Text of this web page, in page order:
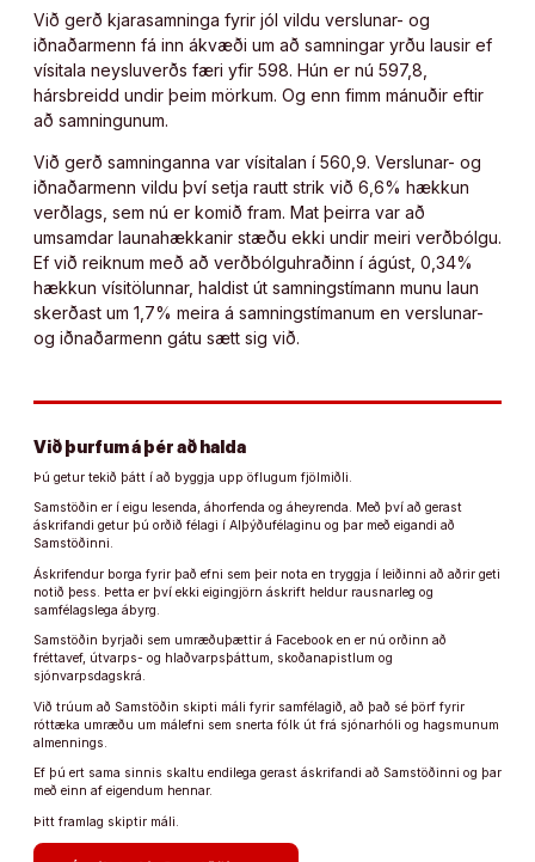
Við gerð kjarasamninga fyrir jól vildu verslunar- og
iðnaðarmenn fá inn ákvæði um að samningar yrðu lausir ef
vísitala neysluverðs færi yfir 598. Hún er nú 597,8,
hársbreidd undir þeim mörkum. Og enn fimm mánuðir eftir
að samningunum.
Við gerð samninganna var vísitalan í 560,9. Verslunar- og
iðnaðarmenn vildu því setja rautt strik við 6,6% hækkun
verðlags, sem nú er komið fram. Mat þeirra var að
umsamdar launahækkanir stæðu ekki undir meiri verðbólgu.
Ef við reiknum með að verðbólguhraðinn í ágúst, 0,34%
hækkun vísitölunnar, haldist út samningstímann munu laun
skerðast um 1,7% meira á samningstímanum en verslunar-
og iðnaðarmenn gátu sætt sig við.
Við þurfum á þér að halda
Þú getur tekið þátt í að byggja upp öflugum fjölmiðli.
Samstöðin er í eigu lesenda, áhorfenda og áheyrenda. Með því að gerast
áskrifandi getur þú orðið félagi í Alþýðufélaginu og þar með eigandi að
Samstöðinni.
Áskrifendur borga fyrir það efni sem þeir nota en tryggja í leiðinni að aðrir geti
notið þess. Þetta er því ekki eigingjörn áskrift heldur rausnarleg og
samfélagslega ábyrg.
Samstöðin byrjaði sem umræðuþættir á Facebook en er nú orðinn að
fréttavef, útvarps- og hlaðvarpsþáttum, skoðanapistlum og
sjónvarpsdagskrá.
Við trúum að Samstöðin skipti máli fyrir samfélagið, að það sé þörf fyrir
róttæka umræðu um málefni sem snerta fólk út frá sjónarhóli og hagsmunum
almennings.
Ef þú ert sama sinnis skaltu endilega gerast áskrifandi að Samstöðinni og þar
með einn af eigendum hennar.
Þitt framlag skiptir máli.